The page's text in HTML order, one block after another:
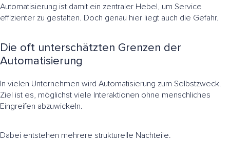
Automatisierung ist damit ein zentraler Hebel, um Service
effizienter zu gestalten. Doch genau hier liegt auch die Gefahr.
Die oft unterschätzten Grenzen der
Automatisierung
In vielen Unternehmen wird Automatisierung zum Selbstzweck.
Ziel ist es, möglichst viele Interaktionen ohne menschliches
Eingreifen abzuwickeln.
Dabei entstehen mehrere strukturelle Nachteile.